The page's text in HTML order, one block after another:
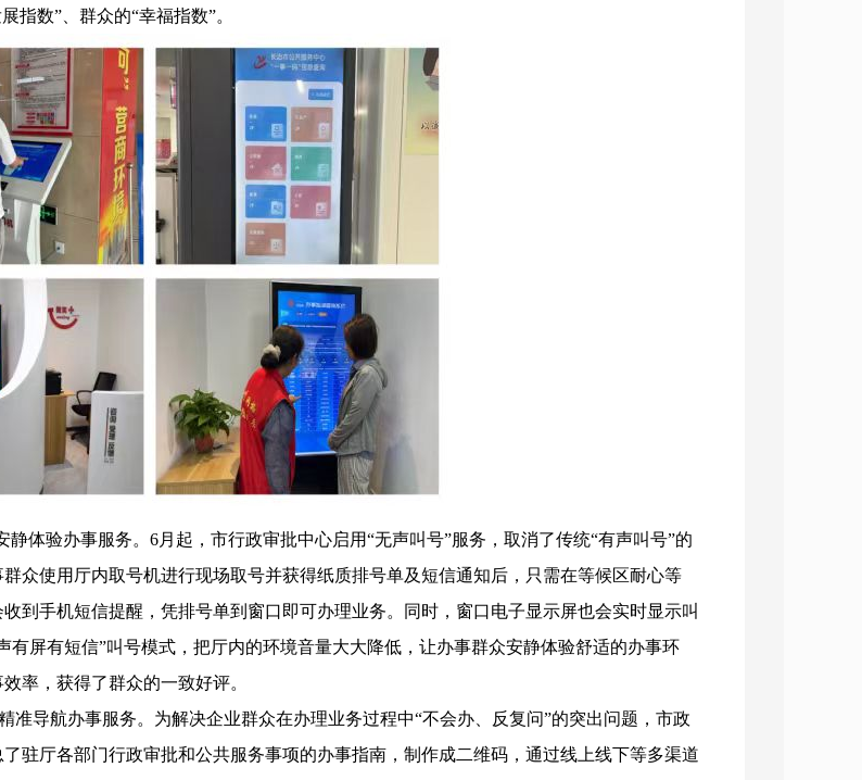
指数”、群众的“幸福指数”。
静体验办事服务。6月起，市行政审批中心启用“无声叫号”服务，取消了传统“有声叫号”的
众使用厅内取号机进行现场取号并获得纸质排号单及短信通知后，只需在等候区耐心等
到手机短信提醒，凭排号单到窗口即可办理业务。同时，窗口电子显示屏也会实时显示叫
有屏有短信”叫号模式，把厅内的环境音量大大降低，让办事群众安静体验舒适的办事环
率，获得了群众的一致好评。
准导航办事服务。为解决企业群众在办理业务过程中“不会办、反复问”的突出问题，市政
驻厅各部门行政审批和公共服务事项的办事指南，制作成二维码，通过线上线下等多渠道